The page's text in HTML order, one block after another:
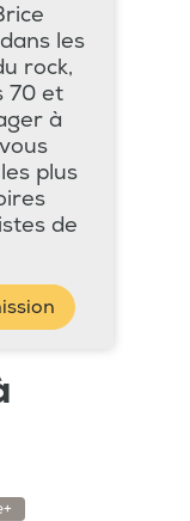
les
rock,
70 et
à
plus
de